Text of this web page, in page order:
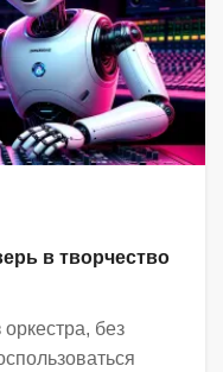
в творчество
без